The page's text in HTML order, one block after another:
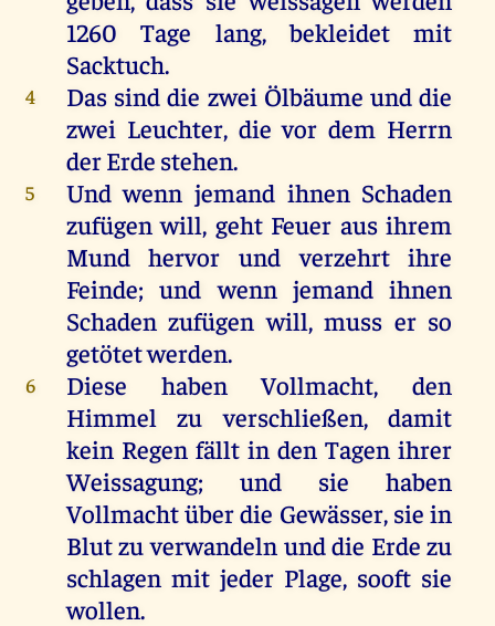
1260Tage lang,bekleidet
mit
Sacktuch.
4 Das sind die zwei Ölbäume und die
zwei Leuchter, die vor dem Herrn
derErde stehen.
5 Und wenn jemand ihnen Schaden
zufügenwill, geht Feuer aus ihrem
Mund hervor und verzehrt ihre
Feinde;und wenn jemand ihnen
Schadenzufügenwill, muss er so
getötetwerden.
6 Diese habenVollmacht,den
Himmel
zu verschließen,damit
kein Regen fällt in den Tagen ihrer
Weissagung; und sie
haben
Vollmachtüberdie Gewässer, sie in
Blutzu verwandeln unddie Erde zu
schlagen mit jeder Plage, sooft sie
wollen.